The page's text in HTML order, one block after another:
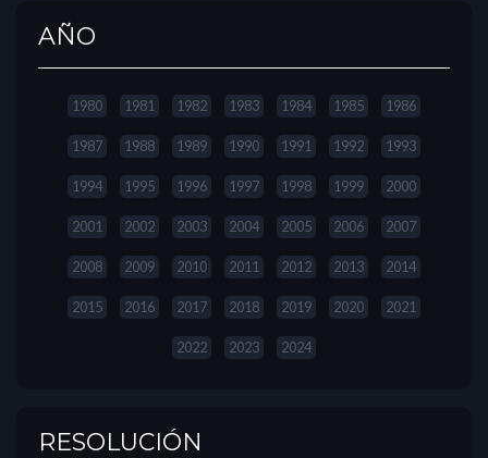
AÑO
1980 1981 1982 1983 1984 1985 1986
1987 1988 1989 1990 1991 1992 1993
1994 1995 1996 1997 1998 1999 2000
2001 2002 2003 2004 2005 2006 2007
2008 2009 2010 2011 2012 2013 2014
2015 2016 2017 2018 2019 2020 2021
2022 2023 2024
RESOLUCIÓN